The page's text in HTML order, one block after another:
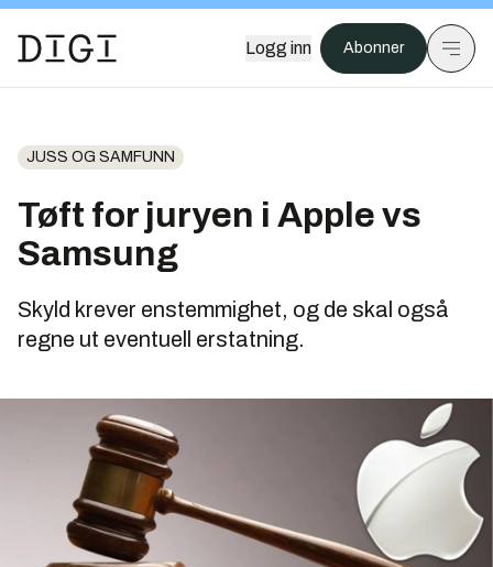
Logg inn Abonner
JUSS OG SAMFUNN
Tøft for juryen i Apple vs
Samsung
Skyld krever enstemmighet, og de skal også
regne ut eventuell erstatning.